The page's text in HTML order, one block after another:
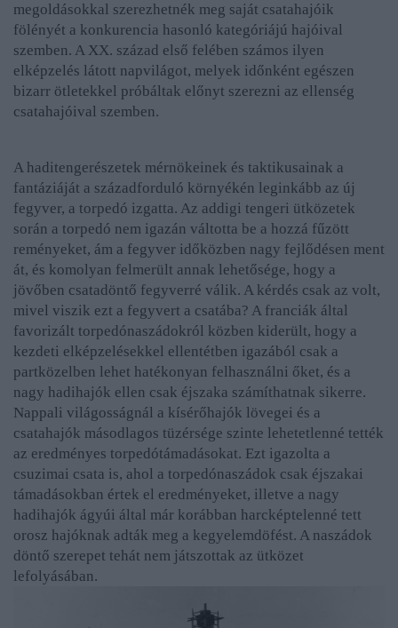
megoldásokkal szerezhetnék meg saját csatahajóik
fölényét a konkurencia hasonló kategóriájú hajóival
szemben. A XX. század első felében számos ilyen
elképzelés látott napvilágot, melyek időnként egészen
bizarr ötletekkel próbáltak előnyt szerezni az ellenség
csatahajóival szemben.
A haditengerészetek mérnökeinek és taktikusainak a
fantáziáját a századforduló környékén leginkább az új
fegyver, a torpedó izgatta. Az addigi tengeri ütközetek
során a torpedó nem igazán váltotta be a hozzá fűzött
reményeket, ám a fegyver időközben nagy fejlődésen ment
át, és komolyan felmerült annak lehetősége, hogy a
jövőben csatadöntő fegyverré válik. A kérdés csak az volt,
mivel viszik ezt a fegyvert a csatába? A franciák által
favorizált torpedónaszádokról közben kiderült, hogy a
kezdeti elképzelésekkel ellentétben igazából csak a
partközelben lehet hatékonyan felhasználni őket, és a
nagy hadihajók ellen csak éjszaka számíthatnak sikerre.
Nappali világosságnál a kísérőhajók lövegei és a
csatahajók másodlagos tüzérsége szinte lehetetlenné tették
az eredményes torpedótámadásokat. Ezt igazolta a
csuzimai csata is, ahol a torpedónaszádok csak éjszakai
támadásokban értek el eredményeket, illetve a nagy
hadihajók ágyúi által már korábban harcképtelenné tett
orosz hajóknak adták meg a kegyelemdöfést. A naszádok
döntő szerepet tehát nem játszottak az ütközet
lefolyásában.